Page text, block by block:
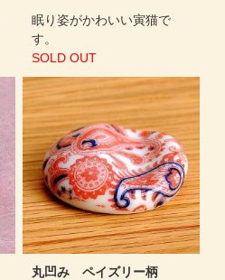
眠り姿がかわいい寅猫で
す。
SOLD OUT
丸凹み ペイズリー柄